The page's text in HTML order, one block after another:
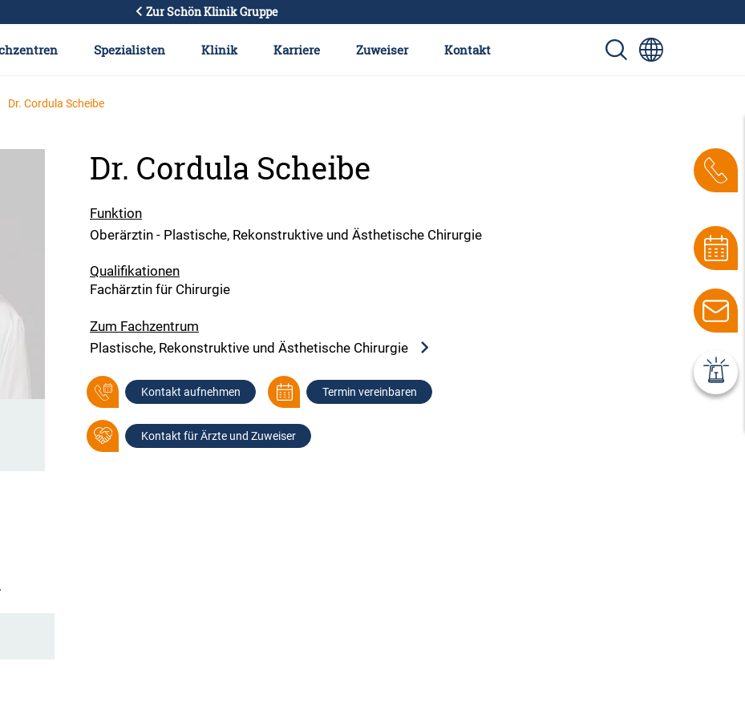
Zur Schön Klinik Gruppe
Spezialisten Klinik Karriere Zuweiser Kontakt
Dr. Cordula Scheibe
Dr. Cordula Scheibe
Funktion
Oberärztin - Plastische, Rekonstruktive und Ästhetische Chirurgie
Qualifikationen
Fachärztin für Chirurgie
Zum Fachzentrum
Plastische, Rekonstruktive und Ästhetische Chirurgie
Kontakt aufnehmen Termin vereinbaren
Kontakt für Ärzte und Zuweiser